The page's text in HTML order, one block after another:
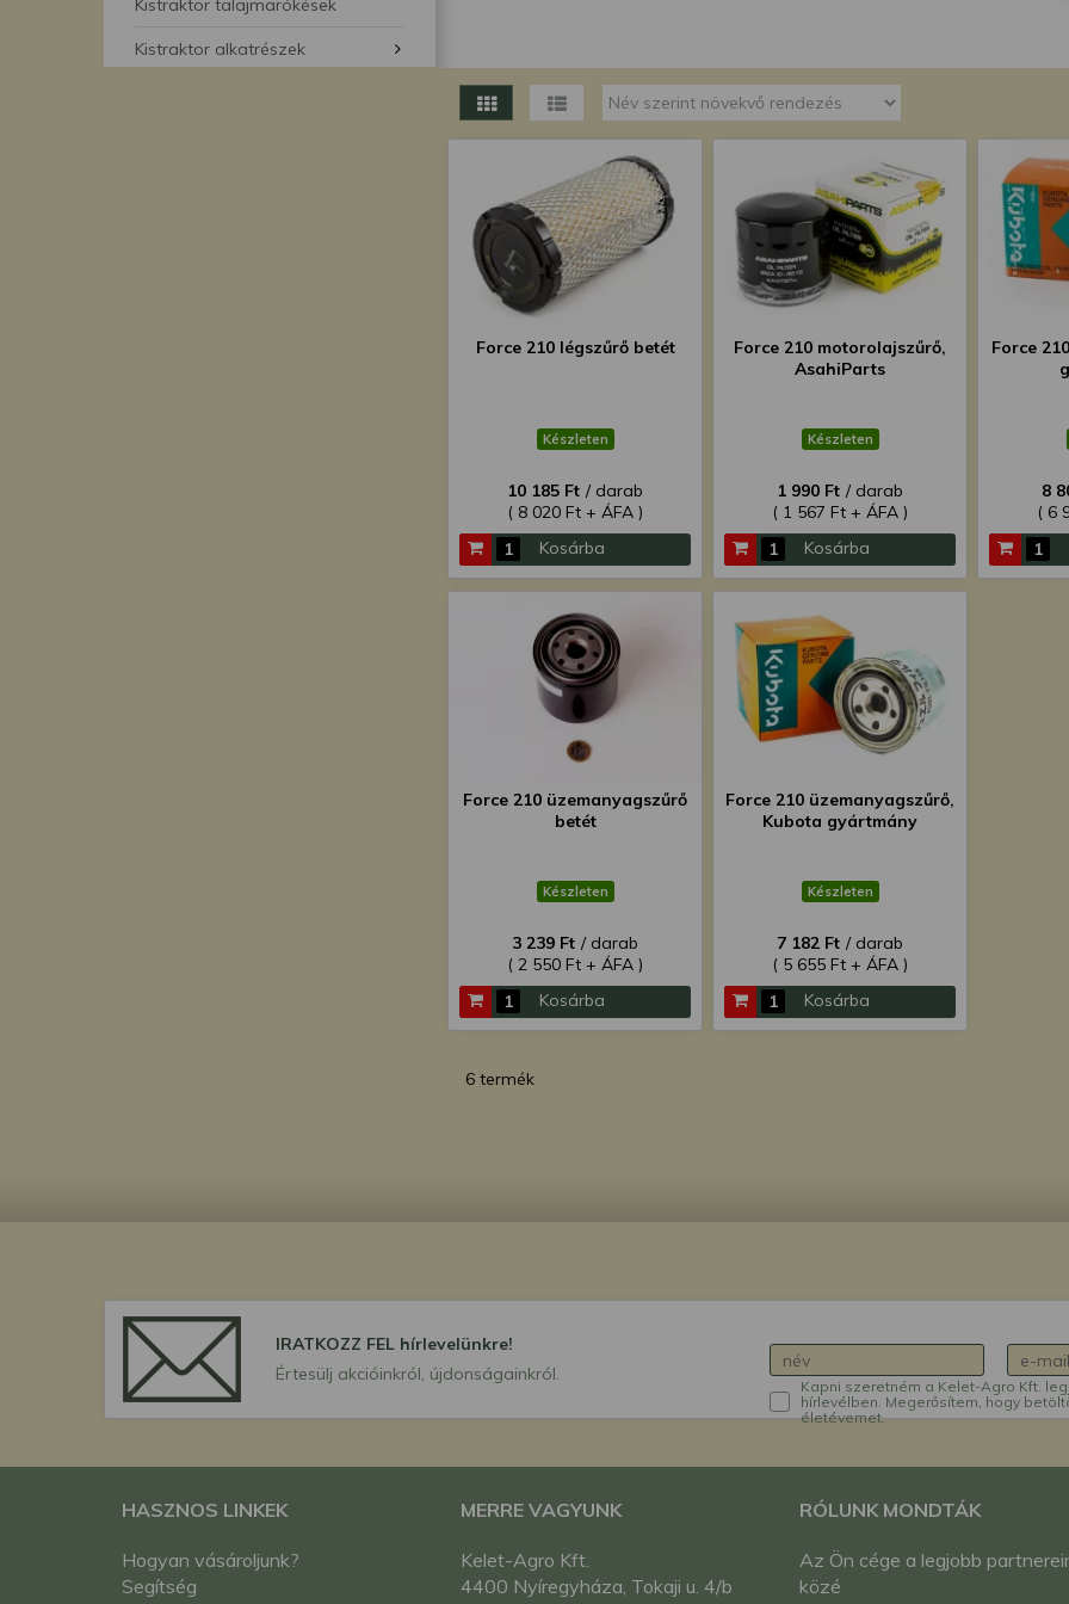
Kistraktor talajmarókések
Kistraktor alkatrészek
Force 210 légszűrő betét
Készleten
10 185 Ft / darab
( 8 020 Ft + ÁFA )
Kosárba
Force 210 motorolajszűrő,
AsahiParts
Készleten
1 990 Ft / darab
( 1 567 Ft + ÁFA )
Kosárba
Force
8
( 6
Force 210 üzemanyagszűrő
betét
Készleten
3 239 Ft / darab
( 2 550 Ft + ÁFA )
Kosárba
Force 210 üzemanyagszűrő,
Kubota gyártmány
Készleten
7 182 Ft / darab
( 5 655 Ft + ÁFA )
Kosárba
6 termék
IRATKOZZ FEL hírlevelünkre!
Értesülj akcióinkról, újdonságainkról.
Kapni szeretném a Kelet-Agro Kft.
hírlevélben. Megerősítem, hogy
életévemet.
HASZNOS LINKEK
Hogyan vásároljunk?
Segítség
MERRE VAGYUNK
Kelet-Agro Kft.
4400 Nyíregyháza, Tokaji u. 4/b
RÓLUNK MONDTÁK
Az Ön cége a legjobb
közé